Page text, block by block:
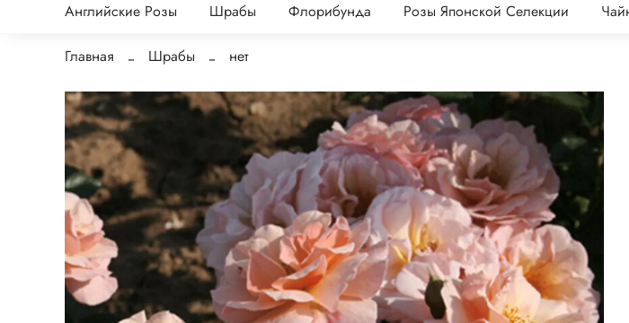
Английские Розы Шрабы Флорибунда Розы Японской Селекции
Главная Шрабы нет